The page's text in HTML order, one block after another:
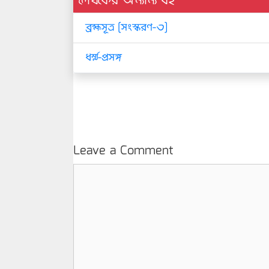
ব্রহ্মসূত্র [সংস্করণ-৩]
ধর্ম্ম-প্রসঙ্গ
Leave a Comment